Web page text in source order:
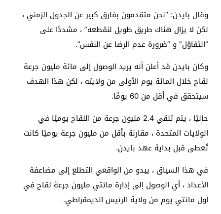
وقال بايدن: “نحن متقدمون بفارق كبير عن الجدول الزمني ،
لكن لا يزال هناك طريق طويل لنقطعه” ، مشددًا على
“التفاؤل” و “ضرورة عدم الرضا عن النفس”.
وكان بايدن قد أعلن أنه يريد الوصول إلى مائة مليون جرعة
لقاح خلال المائة يوم الأولى من ولايته ، لكن هذا الهدف
سيتحقق في أقل من 60 يومًا.
حاليًا ، يتم تلقي 2.4 مليون جرعة من اللقاح يوميًا في
الولايات المتحدة ، مقارنة بأقل من مليون جرعة يوميًا كانت
تُعطى قبل بداية عهد بايدن.
في هذا السياق ، يبدو من الواقعي التطلع إلى مضاعفة
الأعداد ، أي الوصول إلى إدارة مائتي مليون جرعة لقاح في
أول مائتي يوم من ولاية الرئيس الديمقراطي.